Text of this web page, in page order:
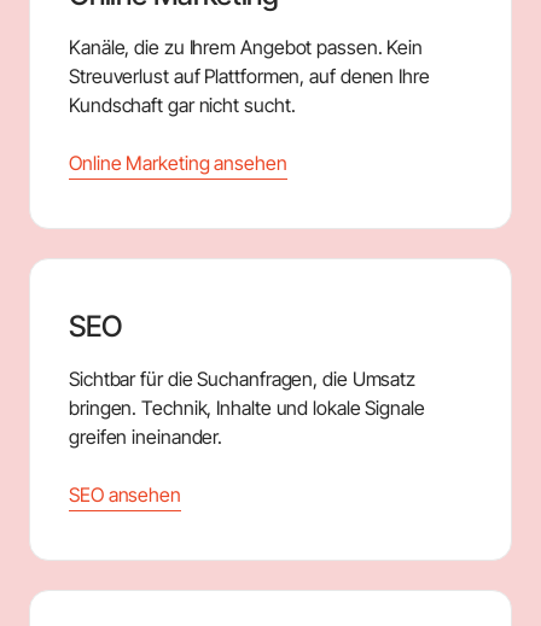
Kanäle, die zu Ihrem Angebot passen. Kein
Streuverlust auf Plattformen, auf denen Ihre
Kundschaft gar nicht sucht.
Online Marketing ansehen
SEO
Sichtbar für die Suchanfragen, die Umsatz
bringen. Technik, Inhalte und lokale Signale
greifen ineinander.
SEO ansehen